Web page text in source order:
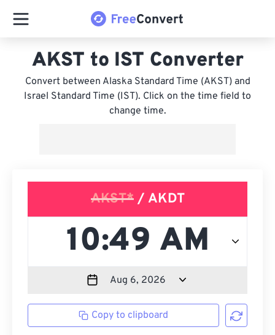
AKST to IST Converter
Convert between Alaska Standard Time (AKST) and
Israel Standard Time (IST). Click on the time field to
change time.
AKST*/ AKDT
Copy to clipboard